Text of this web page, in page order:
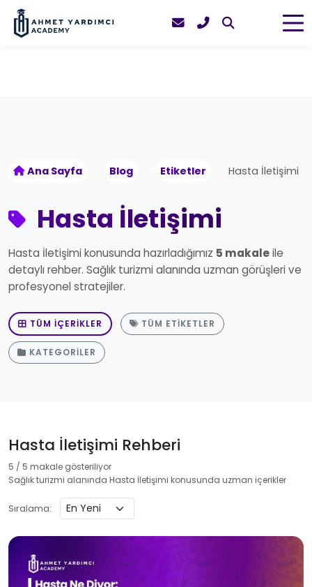
Ana Sayfa Blog Etiketler Hasta İletişimi
Hasta İletişimi
Hasta İletişimi konusunda hazırladığımız 5 makaleile
detaylı rehber. Sağlık turizmi alanında uzman görüşleri ve
profesyonel stratejiler.
TÜM İÇERIKLER TÜM ETIKETLER
KATEGORILER
Hasta İletişimi Rehberi
5 / 5 makale gösteriliyor
Sağlık turizmi alanında Hasta İletişimi konusunda uzman içerikler
Sıralama: